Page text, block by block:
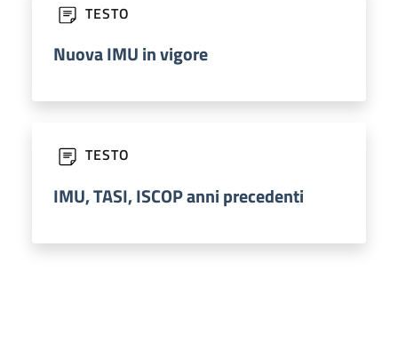
TESTO
Nuova IMU in vigore
TESTO
IMU, TASI, ISCOP anni precedenti